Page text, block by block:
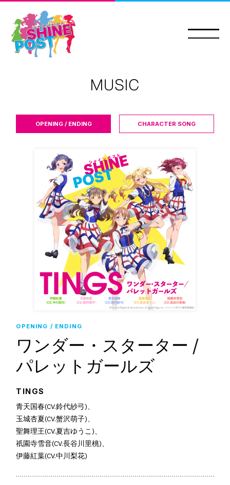
OPENING / ENDING CHARACTER SONG
OPENING / ENDING
ワンダー・スターター /
パレットガールズ
TINGS
青天国春(CV.鈴代紗弓)、
玉城杏夏(CV.蟹沢萌子)、
聖舞理王(CV.夏吉ゆうこ)、
祇園寺雪音(CV.長谷川里桃)、
伊藤紅葉(CV.中川梨花)